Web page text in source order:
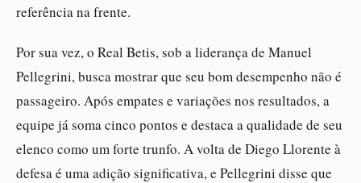
referência na frente.
Por sua vez, o Real Betis, sob a liderança de Manuel
Pellegrini, busca mostrar que seu bom desempenho não é
passageiro. Após empates e variações nos resultados, a
equipe já soma cinco pontos e destaca a qualidade de seu
elenco como um forte trunfo. A volta de Diego Llorente à
defesa é uma adição significativa, e Pellegrini disse que